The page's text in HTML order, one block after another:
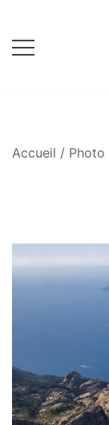
content
Accueil / Photo